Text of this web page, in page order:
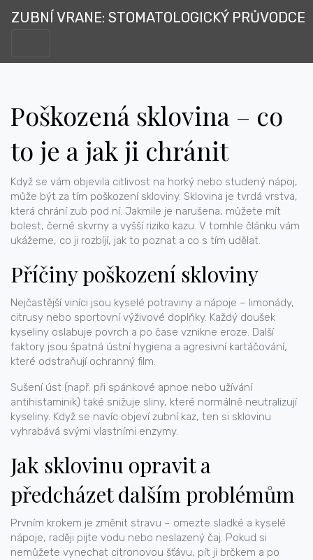
ZUBNÍ VRANE: STOMATOLOGICKÝ PRŮVODCE
Poškozená sklovina – co
to je a jak ji chránit
Když se vám objevila citlivost na horký nebo studený nápoj,
může být za tím poškození skloviny. Sklovina je tvrdá vrstva,
která chrání zub pod ní. Jakmile je narušena, můžete mít
bolest, černé skvrny a vyšší riziko kazu. V tomhle článku vám
ukážeme, co ji rozbíjí, jak to poznat a co s tím udělat.
Příčiny poškození skloviny
Nejčastější viníci jsou kyselé potraviny a nápoje – limonády,
citrusy nebo sportovní výživové doplňky. Každý doušek
kyseliny oslabuje povrch a po čase vznikne eroze. Další
faktory jsou špatná ústní hygiena a agresivní kartáčování,
které odstraňují ochranný film.
Sušení úst (např. při spánkové apnoe nebo užívání
antihistaminik) také snižuje sliny, které normálně neutralizují
kyseliny. Když se navíc objeví zubní kaz, ten si sklovinu
vyhrabává svými vlastními enzymy.
Jak sklovinu opravit a
předcházet dalším problémům
Prvním krokem je změnit stravu – omezte sladké a kyselé
nápoje, raději pijte vodu nebo neslazený čaj. Pokud si
nemůžete vynechat citronovou šťávu, pít ji brčkem a po